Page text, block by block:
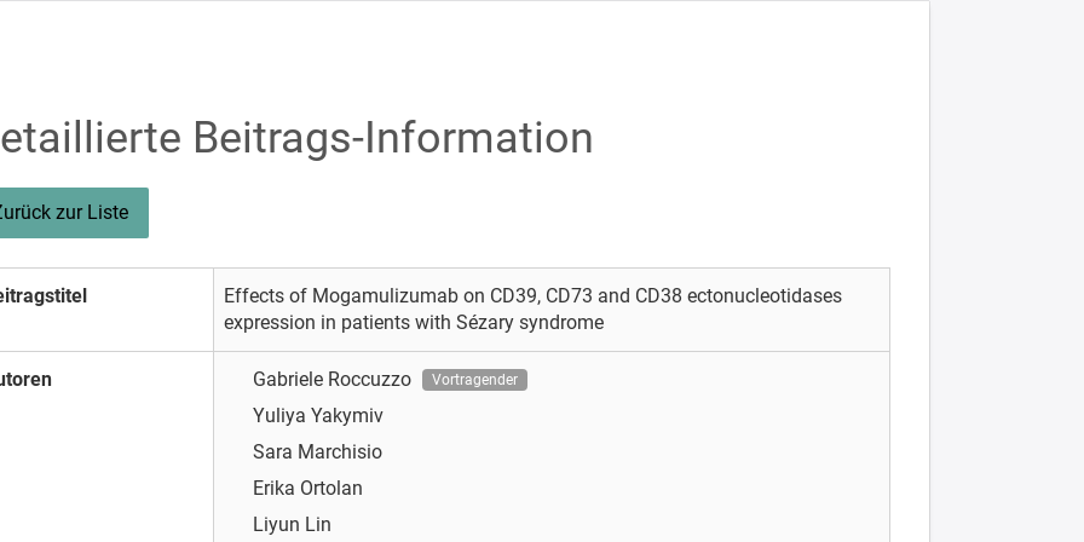
Beitrags-Information
zur Liste
Effects of Mogamulizumab on CD39, CD73 and CD38 ectonucleotidases
expression in patients with Sézary syndrome
Gabriele Roccuzzo Vortragender
Yuliya Yakymiv
Sara Marchisio
Erika Ortolan
Liyun Lin